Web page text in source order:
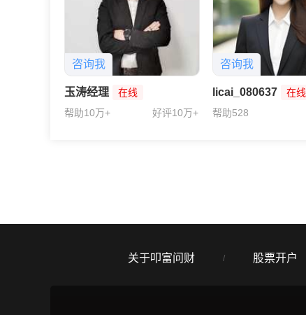
咨询我
玉涛经理
在线
帮助10万+
好评10万+
咨询我
licai_080637
在线
帮助528
关于叩富问财 / 股票开户